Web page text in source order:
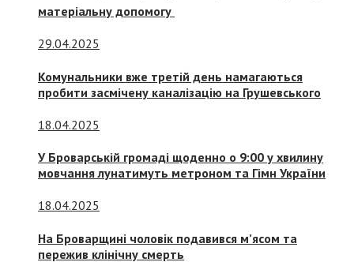
матеріальну допомогу
29.04.2025
Комунальники вже третій день намагаються
пробити засмічену каналізацію на Грушевського
18.04.2025
У Броварській громаді щоденно о 9:00 у хвилину
мовчання лунатимуть метроном та Гімн України
18.04.2025
На Броварщині чоловік подавився м’ясом та
пережив клінічну смерть